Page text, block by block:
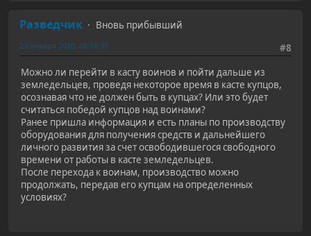
Разведчик
Вновь прибывший
#8
23 января 2020, 08:18:39
Можно ли перейти в касту воинов и пойти дальше из
земледельцев, проведя некоторое время в касте купцов,
осознавая что не должен быть в купцах? Или это будет
считаться победой купцов над воинами?
Ранее пришла информация и есть планы по производству
оборудования для получения средств и дальнейшего
личного развития за счет освободившегося свободного
времени от работы в касте земледельцев.
После перехода к воинам, производство можно
продолжать, передав его купцам на определенных
условиях?